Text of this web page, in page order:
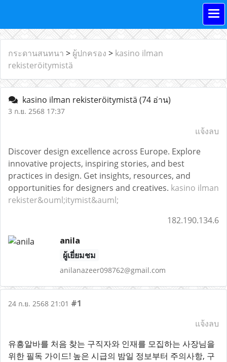
กระดานสนทนา > ผู้ปกครอง > kasino ilman
rekisteröitymistä
kasino ilman rekisteröitymistä (74 อ่าน)
3 ก.ย. 2568 17:37
แจ้งลบ
Discover design excellence across Europe. Explore
innovative projects, inspiring stories, and best
practices in design. Get insights, resources, and
opportunities for designers and creatives. kasino ilman
rekister&ouml;itymist&auml;
182.190.134.6
anila
ผู้เยี่ยมชม
anilanazeer098762@gmail.com
24 ก.ย. 2568 21:01 #1
แจ้งลบ
유흥알바를 처음 찾는 구직자와 인재를 모집하는 사장님을
위한 필독 가이드! 높은 시급의 밤일 정보부터 주의사항, 구